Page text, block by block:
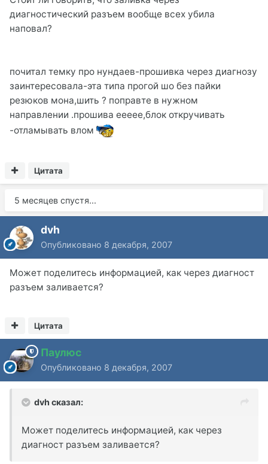
диагностический разъем вообще всех убила
наповал?
почитал темку про нундаев-прошивка через диагнозу
заинтересовала-эта типа прогой шо без пайки
резюков мона,шить ? поправте в нужном
направлении .прошива еееее,блок откручивать
-отламывать влом
Цитата
5 месяцев спустя...
dvh
Опубликовано 8 декабря, 2007
Может поделитесь информацией, как через диагност
разъем заливается?
Цитата
Паулюс
Опубликовано 8 декабря, 2007
dvh сказал:
Может поделитесь информацией, как через
диагност разъем заливается?